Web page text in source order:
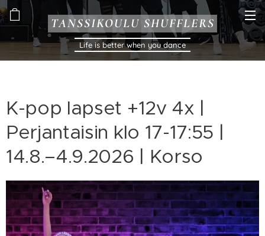
TANSSIKOULU SHUFFLERS
Life is better when you dance
K-pop lapset +12v 4x |
Perjantaisin klo 17-17:55 |
14.8.–4.9.2026 | Korso